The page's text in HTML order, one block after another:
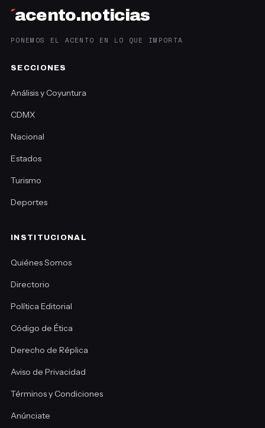
´acento.noticias
PONEMOS EL ACENTO EN LO QUE IMPORTA
SECCIONES
Análisis y Coyuntura
CDMX
Nacional
Estados
Turismo
Deportes
INSTITUCIONAL
Quiénes Somos
Directorio
Política Editorial
Código de Ética
Derecho de Réplica
Aviso de Privacidad
Términos y Condiciones
Anúnciate